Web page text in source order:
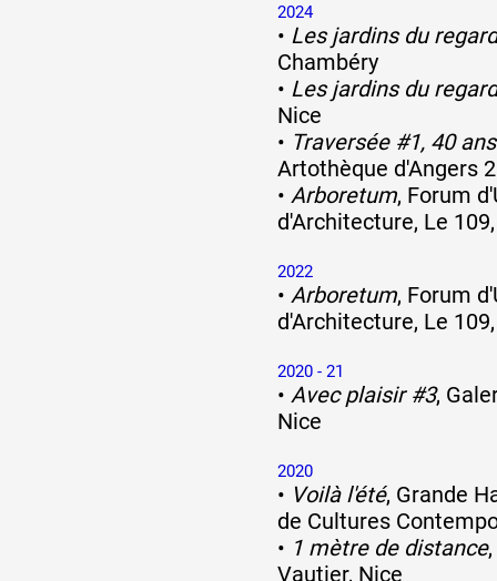
2024
• Les jardins du regard
Chambéry
• Les jardins du regard
Nice
• Traversée #1, 40
Artothèque d'Angers
• Arboretum, Forum
d'Architecture, Le
2022
• Arboretum, Forum
d'Architecture, Le
2020 - 21
• Avec plaisir #3,
Nice
2020
• Voilà l'été, Grande
de Cultures
• 1 mètre de distance
Vautier, Nice